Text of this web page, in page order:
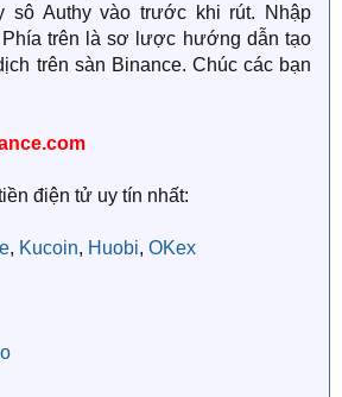
sô Authy vào trước khi rút. Nhập
Phía trên là sơ lược hướng dẫn tạo
trên sàn Binance. Chúc các bạn
điện tử uy tín nhất:
, Kucoin, Huobi, OKex